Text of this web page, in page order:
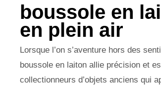
boussole en
en plein air
Lorsque l’on s’aventure hors des
boussole en laiton allie précision et
collectionneurs d’objets anciens qui